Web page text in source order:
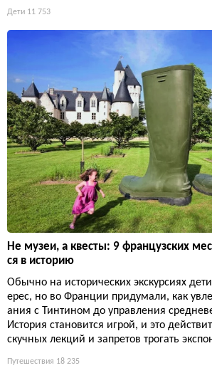
Дети 11 753
Не музеи, а квесты: 9 французских
ся в историю
Обычно на исторических экскурсиях
ерес, но во Франции придумали, как
ания с Тинтином до управления
История становится игрой, и это
скучных лекций и запретов трогать
Путешествия 18 235